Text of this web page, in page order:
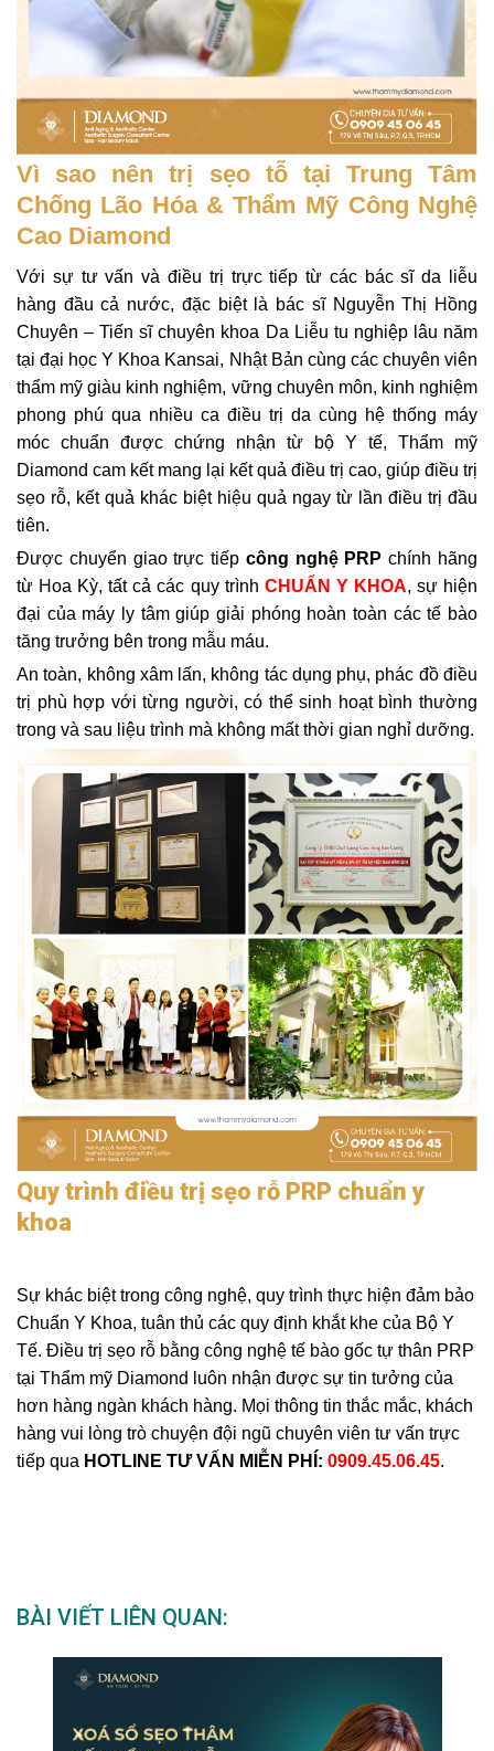
Vì sao nên trị sẹo tỗ tại Trung Tâm
Chống Lão Hóa & Thẩm Mỹ Công Nghệ
Cao Diamond
Với sự tư vấn và điều trị trực tiếp từ các bác sĩ da liễu
hàng đầu cả nước, đặc biệt là bác sĩ Nguyễn Thị Hồng
Chuyên – Tiến sĩ chuyên khoa Da Liễu tu nghiệp lâu năm
tại đại học Y Khoa Kansai, Nhật Bản cùng các chuyên viên
thẩm mỹ giàu kinh nghiệm, vững chuyên môn, kinh nghiệm
phong phú qua nhiều ca điều trị da cùng hệ thống máy
móc chuẩn được chứng nhận từ bộ Y tế, Thẩm mỹ
Diamond cam kết mang lại kết quả điều trị cao, giúp điều trị
sẹo rỗ, kết quả khác biệt hiệu quả ngay từ lần điều trị đầu
tiên.
Được chuyển giao trực tiếp công nghệ PRP chính hãng
từ Hoa Kỳ, tất cả các quy trình CHUẨN Y KHOA, sự hiện
đại của máy ly tâm giúp giải phóng hoàn toàn các tế bào
tăng trưởng bên trong mẫu máu.
An toàn, không xâm lấn, không tác dụng phụ, phác đồ điều
trị phù hợp với từng người, có thể sinh hoạt bình thường
trong và sau liệu trình mà không mất thời gian nghỉ dưỡng.
Quy trình điều trị sẹo rỗ PRP chuẩn y
khoa
Sự khác biệt trong công nghệ, quy trình thực hiện đảm bảo
Chuẩn Y Khoa, tuân thủ các quy định khắt khe của Bộ Y
Tế. Điều trị sẹo rỗ bằng công nghệ tế bào gốc tự thân PRP
tại Thẩm mỹ Diamond luôn nhận được sự tin tưởng của
hơn hàng ngàn khách hàng. Mọi thông tin thắc mắc, khách
hàng vui lòng trò chuyện đội ngũ chuyên viên tư vấn trực
tiếp qua HOTLINE TƯ VẤN MIỄN PHÍ: 0909.45.06.45.
BÀI VIẾT LIÊN QUAN: